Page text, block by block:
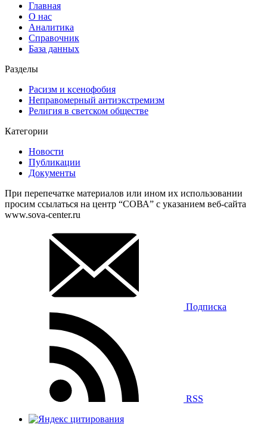
Главная
О нас
Аналитика
Справочник
База данных
Разделы
Расизм и ксенофобия
Неправомерный антиэкстремизм
Религия в светском обществе
Категории
Новости
Публикации
Документы
При перепечатке материалов или ином их использовании
просим ссылаться на центр “СОВА” с указанием веб-сайта
www.sova-center.ru
Подписка
RSS